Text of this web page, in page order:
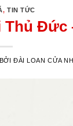
,TIN TỨC
Đức
BỞI ĐÀI LOAN CỬA